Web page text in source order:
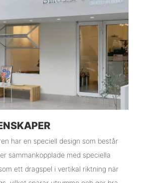
har en speciell design som består
sammankopplade med speciella
ett dragspel i vertikal riktning när